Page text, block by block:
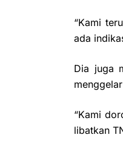
“Kami
ada
Dia juga
“Kami
libatkan